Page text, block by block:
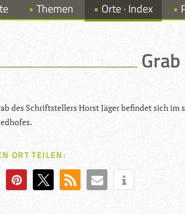
Themen Orte · Index
des Schrift­stel­lers Horst Jäger befin­det sich
ORT TEILEN: